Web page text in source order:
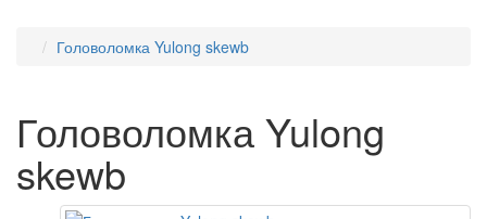
Головоломка Yulong skewb
Головоломка Yulong
skewb